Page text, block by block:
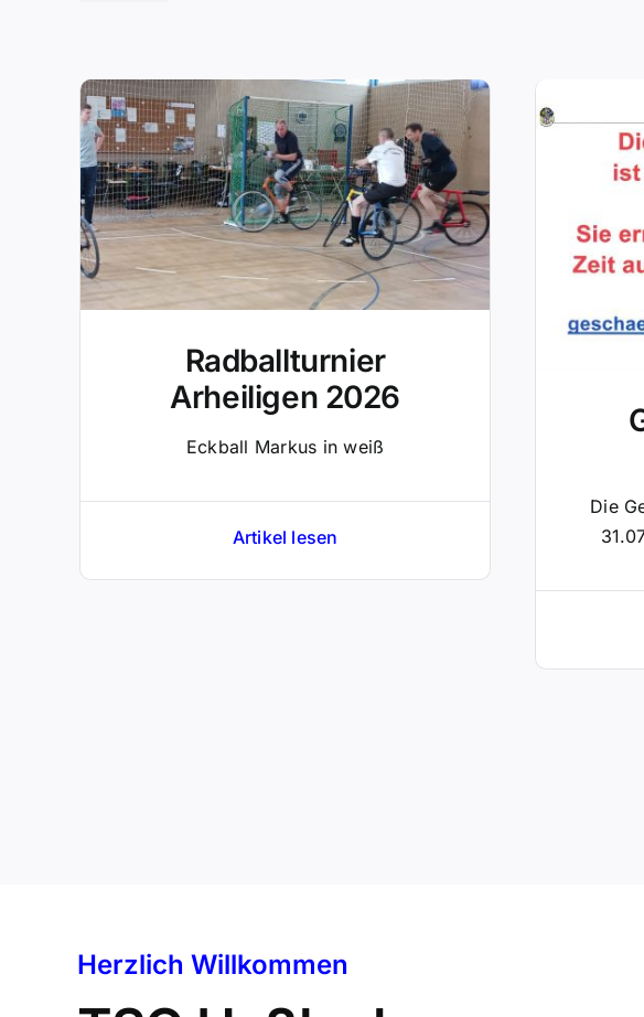
Radballturnier
Arheiligen 2026
Eckball Markus in weiß
Artikel lesen
Die
Herzlich Willkommen